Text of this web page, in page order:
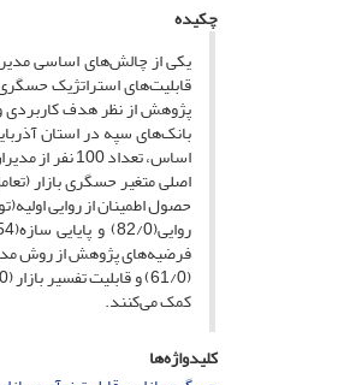
چکیده
یکی از چالش‌های اساسی
قابلیت‌های استراتژیک حسگری
پژوهش از نظر هدف کاربردی
اصلی متغیر حسگری بازار
حصول اطمینان از روایی
فرضیه‌های پژوهش از روش مدل
کمک می‌کنند.
کلیدواژه‌ها